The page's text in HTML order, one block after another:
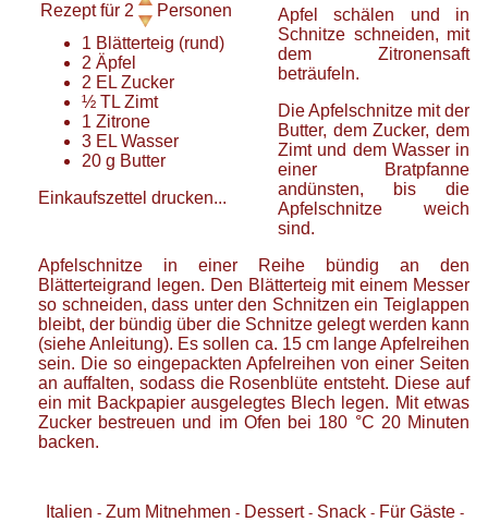
Rezept für 2
Personen
1 Blätterteig (rund)
2 Äpfel
2 EL Zucker
½ TL Zimt
1 Zitrone
3 EL Wasser
20 g Butter
Einkaufszettel drucken...
Apfel schälen und in
Schnitze schneiden, mit
dem Zitronensaft
beträufeln.
Die Apfelschnitze mit der
Butter, dem Zucker, dem
Zimt und dem Wasser in
einer Bratpfanne
andünsten, bis die
Apfelschnitze weich
sind.
Apfelschnitze in einer Reihe bündig an den
Blätterteigrand legen. Den Blätterteig mit einem Messer
so schneiden, dass unter den Schnitzen ein Teiglappen
bleibt, der bündig über die Schnitze gelegt werden kann
(siehe Anleitung). Es sollen ca. 15 cm lange Apfelreihen
sein. Die so eingepackten Apfelreihen von einer Seiten
an auffalten, sodass die Rosenblüte entsteht. Diese auf
ein mit Backpapier ausgelegtes Blech legen. Mit etwas
Zucker bestreuen und im Ofen bei 180 °C 20 Minuten
backen.
Italien - Zum Mitnehmen - Dessert- Snack - Für Gäste -